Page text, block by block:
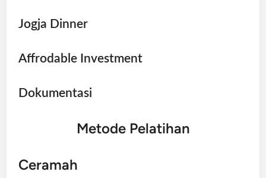
Jogja Dinner
Affrodable Investment
Dokumentasi
Metode Pelatihan
Ceramah